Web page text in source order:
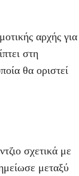
αρχής για
στη
θα οριστεί
σχετικά με
μεταξύ